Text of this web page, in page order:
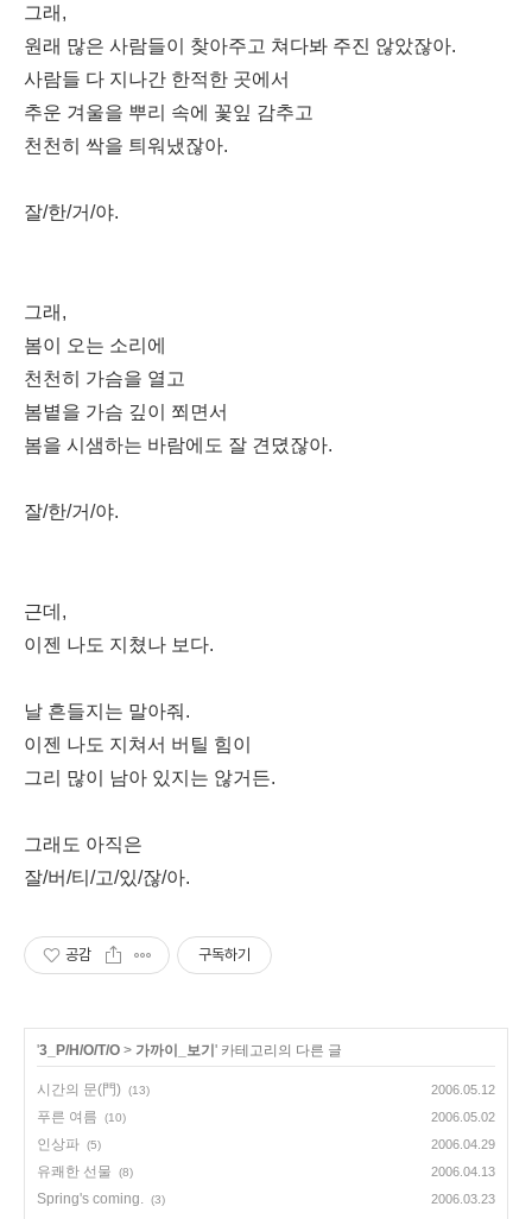
그래,
원래 많은 사람들이 찾아주고 쳐다봐 주진 않았잖아.
사람들 다 지나간 한적한 곳에서
추운 겨울을 뿌리 속에 꽃잎 감추고
천천히 싹을 틔워냈잖아.
잘/한/거/야.
그래,
봄이 오는 소리에
천천히 가슴을 열고
봄볕을 가슴 깊이 쬐면서
봄을 시샘하는 바람에도 잘 견뎠잖아.
잘/한/거/야.
근데,
이젠 나도 지쳤나 보다.
날 흔들지는 말아줘.
이젠 나도 지쳐서 버틸 힘이
그리 많이 남아 있지는 않거든.
그래도 아직은
잘/버/티/고/있/잖/아.
공감 구독하기
'3_P/H/O/T/O > 가까이_보기 ' 카테고리의 다른 글
시간의 문(門) (13) 2006.05.12
푸른 여름 (10) 2006.05.02
인상파 (5) 2006.04.29
유쾌한 선물 (8) 2006.04.13
Spring's coming. (3) 2006.03.23